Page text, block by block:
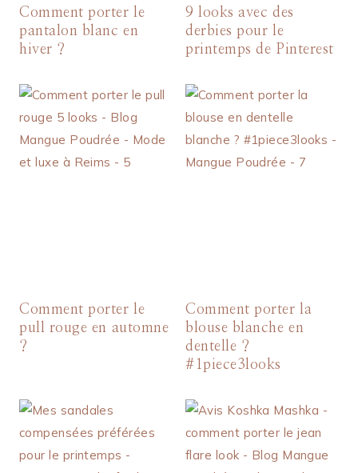
Comment porter le
pantalon blanc en
hiver ?
9 looks avec des
derbies pour le
printemps de Pinterest
Comment porter le
pull rouge en automne
?
Comment porter la
blouse blanche en
dentelle ?
#1piece3looks